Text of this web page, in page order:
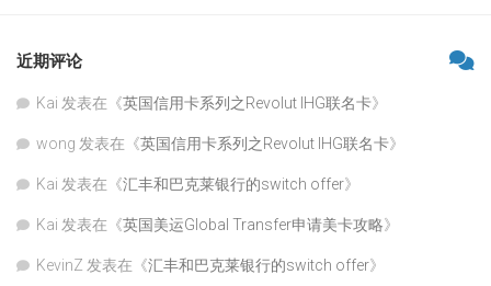
近期评论
Kai 发表在《英国信用卡系列之Revolut IHG联名卡》
wong 发表在《英国信用卡系列之Revolut IHG联名卡》
Kai 发表在《汇丰和巴克莱银行的switch offer》
Kai 发表在《英国美运Global Transfer申请美卡攻略》
KevinZ 发表在《汇丰和巴克莱银行的switch offer》